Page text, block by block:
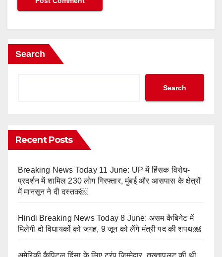
Search
Search
Recent Posts
Breaking News Today 11 June: UP में हिंसक विरोध-
प्रदर्शन में शामिल 230 लोग गिरफ्तार, मुंबई और आसपास के क्षेत्रों
में मानसून ने दी दस्तक￼
Hindi Breaking News Today 8 June: असम कैबिनेट में
मिलेगी दो विधायकों को जगह, 9 जून को लेंगे मंत्री पद की शपथ￼